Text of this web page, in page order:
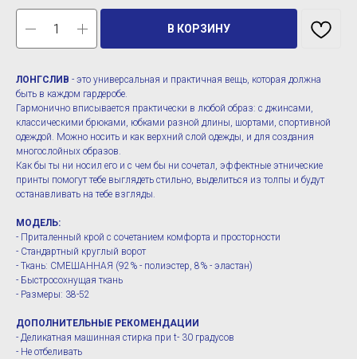
В КОРЗИНУ
ЛОНГСЛИВ - это универсальная и практичная вещь, которая должна
быть в каждом гардеробе.
Гармонично вписывается практически в любой образ: с джинсами,
классическими брюками, юбками разной длины, шортами, спортивной
одеждой. Можно носить и как верхний слой одежды, и для создания
многослойных образов.
Как бы ты ни носил его и с чем бы ни сочетал, эффектные этнические
принты помогут тебе выглядеть стильно, выделиться из толпы и будут
останавливать на тебе взгляды.
МОДЕЛЬ:
- Приталенный крой с сочетанием комфорта и просторности
- Стандартный круглый ворот
- Ткань: СМЕШАННАЯ (92% - полиэстер, 8% - эластан)
- Быстросохнущая ткань
- Размеры: 38-52
ДОПОЛНИТЕЛЬНЫЕ РЕКОМЕНДАЦИИ
- Деликатная машинная стирка при t- 30 градусов
- Не отбеливать